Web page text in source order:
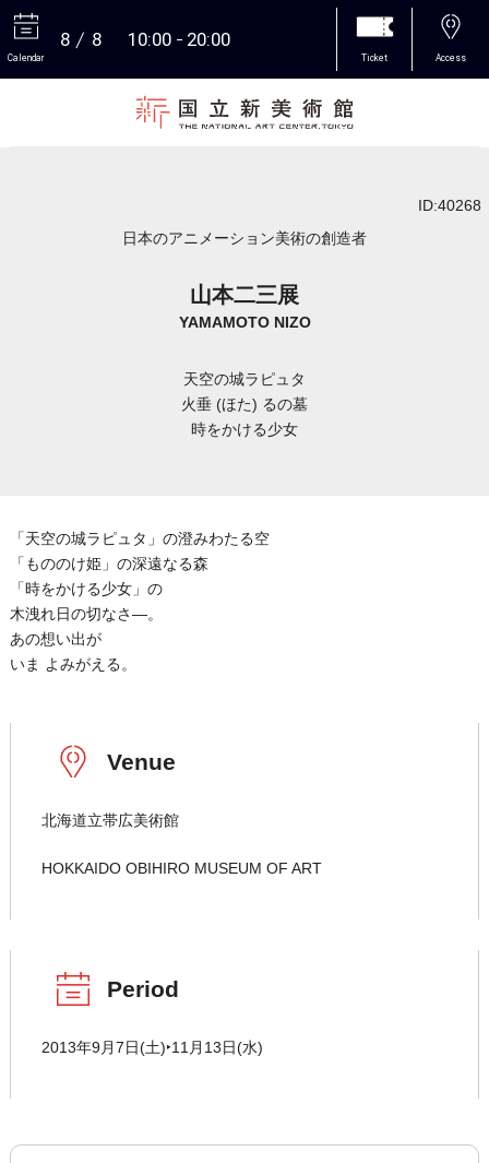
Calendar
8 8 10:00 20:00
Ticket Access
ID:40268
日本のアニメーション美術の創造者
山本二三展
YAMAMOTO NIZO
天空の城ラピュタ
火垂 (ほた) るの墓
時をかける少女
「天空の城ラピュタ」の澄みわたる空
「もののけ姫」の深遠なる森
「時をかける少女」の
木洩れ日の切なさ―。
あの想い出が
いま よみがえる。
Venue
北海道立帯広美術館
HOKKAIDO OBIHIRO MUSEUM OF ART
Period
2013年9月7日(土)‣11月13日(水)